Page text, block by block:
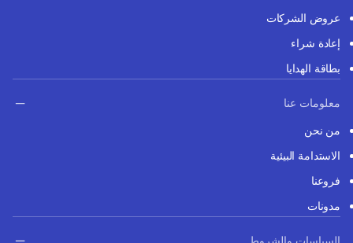
عروض الشركات
إعادة شراء
بطاقة الهدايا
معلومات عنا
من نحن
الاستدامة البيئية
فروعنا
مدونات